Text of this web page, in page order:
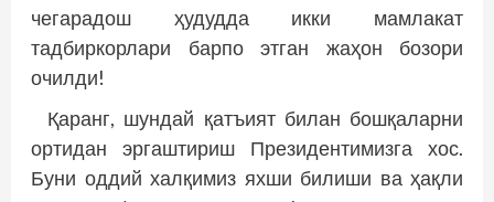
чегарадош ҳудудда икки мамлакат
тадбиркорлари барпо этган жаҳон бозори
очилди!
Қаранг, шундай қатъият билан бошқаларни
ортидан эргаштириш Президентимизга хос.
Буни оддий халқимиз яхши билиши ва ҳақли